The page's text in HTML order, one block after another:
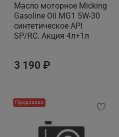
Масло моторное Micking
Gasoline Oil MG1 5W-30
синтетическое API
SP/RC. Акция 4л+1л
3 190 ₽
Предзаказ